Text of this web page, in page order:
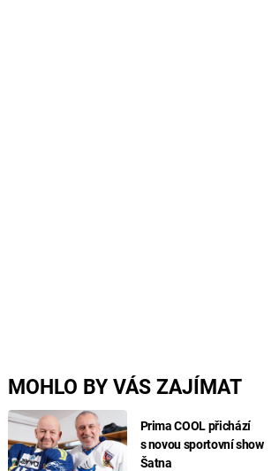
MOHLO BY VÁS ZAJÍMAT
Prima COOL přichází
s novou sportovní show
Šatna